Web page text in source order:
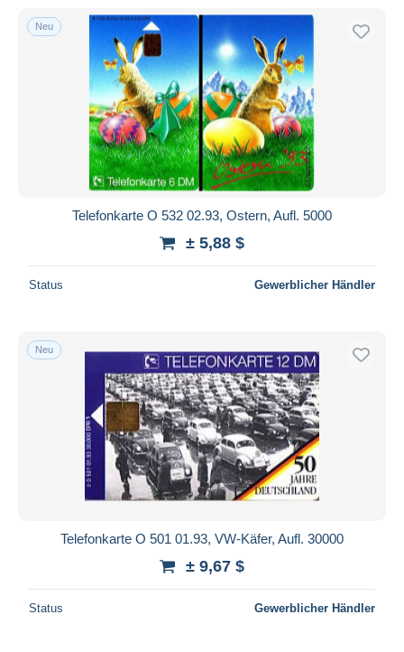
Neu
Telefonkarte O 532 02.93, Ostern, Aufl. 5000
± 5,88 $
Status Gewerblicher Händler
Neu
Telefonkarte O 501 01.93, VW-Käfer, Aufl. 30000
± 9,67 $
Status Gewerblicher Händler